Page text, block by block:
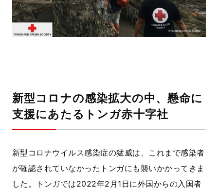
新型コロナの感染拡大の中、懸命に
支援にあたるトンガ赤十字社
新型コロナウイルス感染症の猛威は、これまで感染者
が確認されていなかったトンガにも襲いかかってきま
した。トンガでは2022年2月1日に外国からの入国者